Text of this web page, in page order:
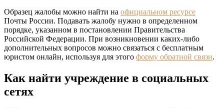
Образец жалобы можно найти на официальном ресурсе
Почты России. Подавать жалобу нужно в определенном
порядке, указанном в постановлении Правительства
Российской Федерации. При возникновении каких-либо
дополнительных вопросов можно связаться с бесплатным
юристом онлайн, используя для этого форму обратной связи.
Как найти учреждение в социальных
сетях